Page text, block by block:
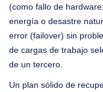
(como fallo de
energía o desastre
error (failover) sin
de cargas de trabajo
de un tercero.
Un plan sólido de